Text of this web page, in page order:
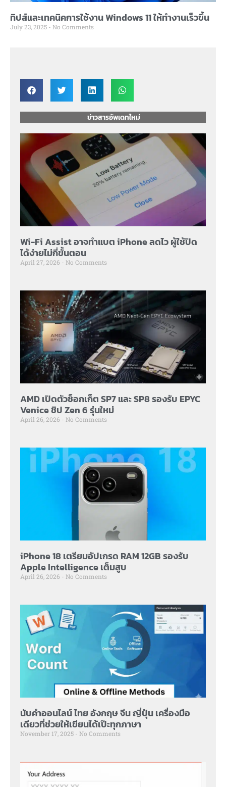
ทิปส์และเทคนิคการใช้งาน Windows 11 ให้ทำงานเร็วขึ้น
July 23, 2025 No Comments
ข่าวสารอัพเดทใหม่
Wi-Fi Assist อาจทำแบต iPhone ลดไว ผู้ใช้ปิด
ได้ง่ายไม่กี่ขั้นตอน
April 27, 2026 No Comments
AMD เปิดตัวซ็อกเก็ต SP7 และ SP8 รองรับ EPYC
Venice ชิป Zen 6 รุ่นใหม่
April 26, 2026 No Comments
iPhone 18 เตรียมอัปเกรด RAM 12GB รองรับ
Apple Intelligence เต็มสูบ
April 26, 2026 No Comments
นับคำออนไลน์ ไทย อังกฤษ จีน ญี่ปุ่น เครื่องมือ
เดียวที่ช่วยให้เขียนได้เป๊ะทุกภาษา
November 17, 2025 No Comments